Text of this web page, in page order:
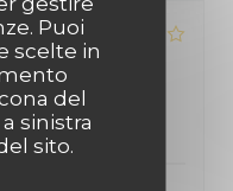
Puoi
scelte in
del
sinistra
sito.
:4/5 Qualità /